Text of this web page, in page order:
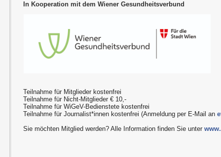
In Kooperation mit dem Wiener Gesundheitsverbund
Teilnahme für Mitglieder kostenfrei
Teilnahme für Nicht-Mitglieder € 10,-
Teilnahme für WiGeV-Bedienstete kostenfrei
Teilnahme für Journalist*innen kostenfrei (Anmeldung per E-Mail an
Sie möchten Mitglied werden? Alle Information finden Sie unter